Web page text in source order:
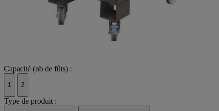
Capacité (nb de fûts) :
1 2
Type de produit :